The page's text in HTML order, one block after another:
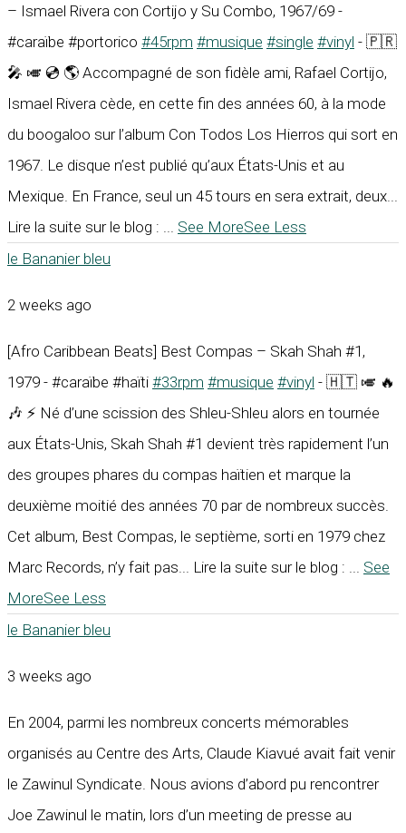
– Ismael Rivera con Cortijo y Su Combo, 1967/69 -
#caraïbe #portorico #45rpm #musique #single #vinyl - 🇵🇷
🎤 🎺 💿 🌎 Accompagné de son fidèle ami, Rafael Cortijo,
Ismael Rivera cède, en cette fin des années 60, à la mode
du boogaloo sur l’album Con Todos Los Hierros qui sort en
1967. Le disque n’est publié qu’aux États-Unis et au
Mexique. En France, seul un 45 tours en sera extrait, deux...
Lire la suite sur le blog : ... See MoreSee Less
le Bananier bleu
2 weeks ago
[Afro Caribbean Beats] Best Compas – Skah Shah #1,
1979 - #caraïbe #haïti #33rpm #musique #vinyl - 🇭🇹 🎺 🔥
🎶 ⚡ Né d’une scission des Shleu-Shleu alors en tournée
aux États-Unis, Skah Shah #1 devient très rapidement l’un
des groupes phares du compas haïtien et marque la
deuxième moitié des années 70 par de nombreux succès.
Cet album, Best Compas, le septième, sorti en 1979 chez
Marc Records, n’y fait pas... Lire la suite sur le blog : ... See
MoreSee Less
le Bananier bleu
3 weeks ago
En 2004, parmi les nombreux concerts mémorables
organisés au Centre des Arts, Claude Kiavué avait fait venir
le Zawinul Syndicate. Nous avions d’abord pu rencontrer
Joe Zawinul le matin, lors d’un meeting de presse au